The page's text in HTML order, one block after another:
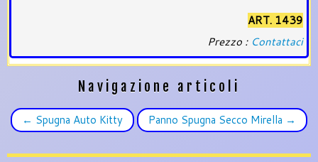
ART. 1439
Prezzo : Contattaci
Navigazione articoli
Panno Spugna Secco Mirella →
← Spugna Auto Kitty